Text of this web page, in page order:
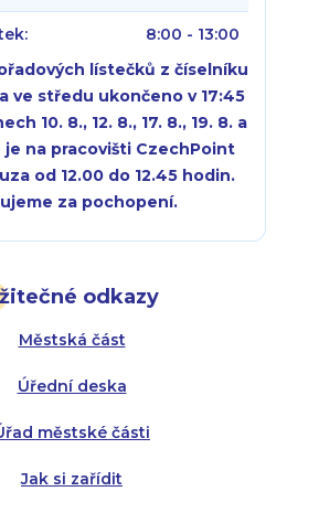
odkazy
Městská část
Úřední deska
městské části
Jak si zařídit
8:00 - 13:00
lístečků z číselníku
ve středu ukončeno v 17:45
10. 8., 12. 8., 17. 8., 19. 8. a
je na pracovišti CzechPoint
od 12.00 do 12.45 hodin.
za pochopení.